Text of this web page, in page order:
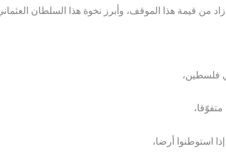
من قيمة هذا الموقف، وأبرز نخوة هذا السلطان
فلسطين،
استوطنوا أرضا،